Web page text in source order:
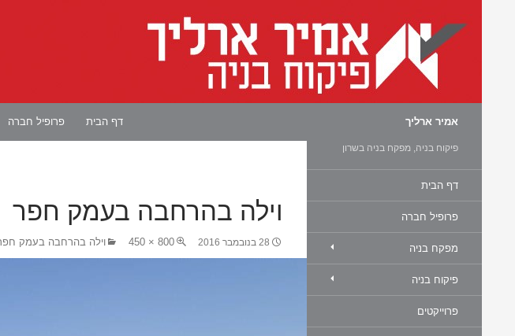
אמיר ארליך
דף הבית
פרופיל חברה
וילה בהרחבה בעמק חפר
28 בנובמבר 2016 800 × 450 וילה בהרחבה בעמק
פיקוח בניה, מפקח בניה בשרון
דף הבית
פרופיל חברה
מפקח בניה
פיקוח בניה
פרוייקטים